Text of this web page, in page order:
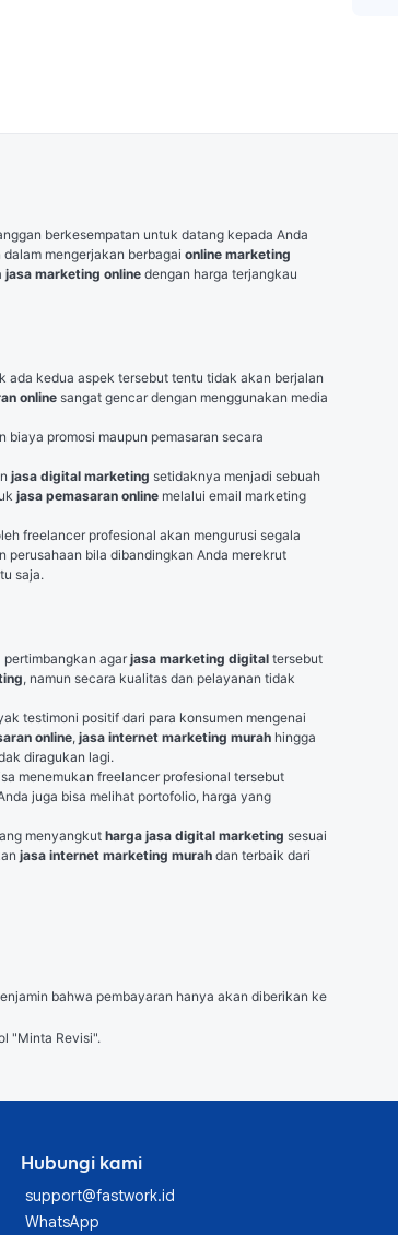
berkesempatan untuk datang kepada Anda
mengerjakan berbagai online marketing
jasa marketing online dengan harga terjangkau
ada kedua aspek tersebut tentu tidak akan berjalan
online sangat gencar dengan menggunakan media
promosi maupun pemasaran secara
jasa digital marketing setidaknya menjadi sebuah
jasa pemasaran online melalui email marketing
freelancer profesional akan mengurusi segala
perusahaan bila dibandingkan Anda merekrut
saja.
pertimbangkan agar jasa marketing digital tersebut
, namun secara kualitas dan pelayanan tidak
testimoni positif dari para konsumen mengenai
online, jasa internet marketing murah hingga
diragukan lagi.
menemukan freelancer profesional tersebut
juga bisa melihat portofolio, harga yang
menyangkut harga jasa digital marketing sesuai
jasa internet marketing murah dan terbaik dari
bahwa pembayaran hanya akan diberikan ke
"Minta Revisi".
Hubungi kami
support@fastwork.id
WhatsApp